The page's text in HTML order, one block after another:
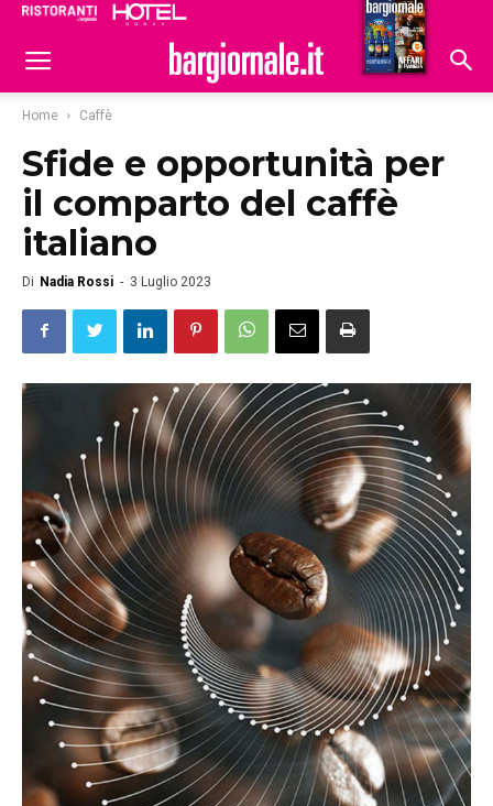
Hoteldomani
Home Caffè
Sfide e opportunità per
il comparto del caffè
italiano
Di Nadia Rossi - 3 Luglio 2023